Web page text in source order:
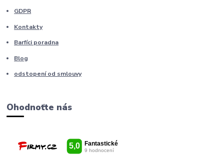
GDPR
Kontakty
Barfíci poradna
Blog
odstopení od smlouvy
Ohodnoťte nás